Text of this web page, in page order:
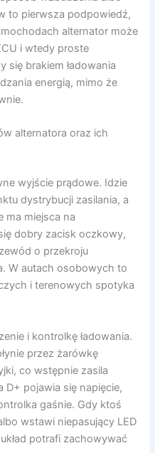
to pierwsza podpowiedź,
alternator może
i wtedy proste
się brakiem ładowania
energią, mimo że
alternatora oraz ich
wyjście prądowe. Idzie
dystrybucji zasilania, a
ma miejsca na
dobry zacisk oczkowy,
o przekroju
W autach osobowych to
i terenowych spotyka
i kontrolkę ładowania.
przez żarówkę
co wstępnie zasila
D+ pojawia się napięcie,
gaśnie. Gdy ktoś
wstawi niepasujący LED
potrafi zachowywać